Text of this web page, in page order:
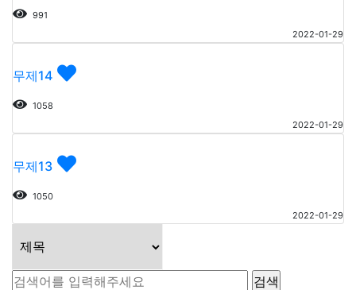
991
2022-01-29
무제14
1058
2022-01-29
무제13
1050
2022-01-29